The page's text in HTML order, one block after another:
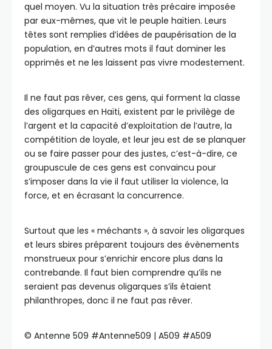
quel moyen. Vu la situation très précaire imposée
par eux-mêmes, que vit le peuple haïtien. Leurs
têtes sont remplies d’idées de paupérisation de la
population, en d’autres mots il faut dominer les
opprimés et ne les laissent pas vivre modestement.
Il ne faut pas rêver, ces gens, qui forment la classe
des oligarques en Haïti, existent par le privilège de
l’argent et la capacité d’exploitation de l’autre, la
compétition de loyale, et leur jeu est de se planquer
ou se faire passer pour des justes, c’est-à-dire, ce
groupuscule de ces gens est convaincu pour
s’imposer dans la vie il faut utiliser la violence, la
force, et en écrasant la concurrence.
Surtout que les « méchants », à savoir les oligarques
et leurs sbires préparent toujours des évènements
monstrueux pour s’enrichir encore plus dans la
contrebande. Il faut bien comprendre qu’ils ne
seraient pas devenus oligarques s’ils étaient
philanthropes, donc il ne faut pas rêver.
©️ Antenne 509 #Antenne509 | A509 #A509